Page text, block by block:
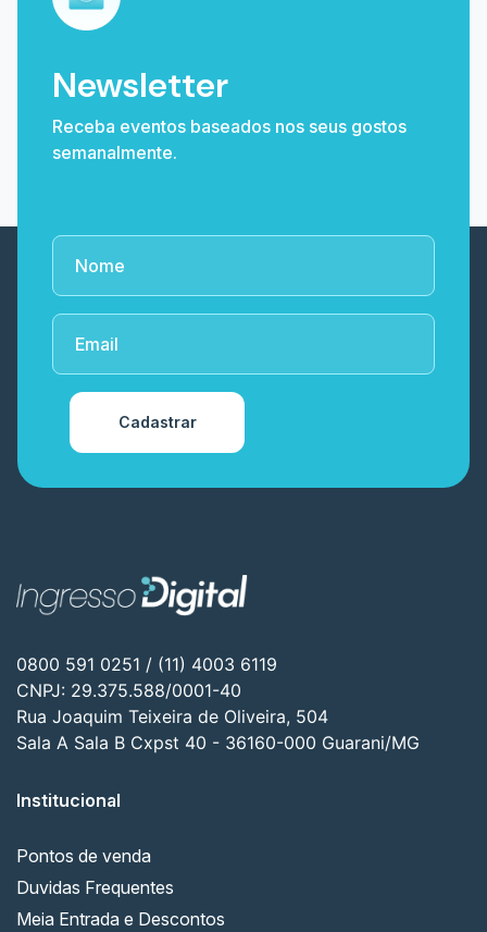
Newsletter
Receba eventos baseados nos seus gostos
semanalmente.
Cadastrar
0800 591 0251 / (11) 4003 6119
CNPJ: 29.375.588/0001-40
Rua Joaquim Teixeira de Oliveira, 504
Sala A Sala B Cxpst 40 - 36160-000 Guarani/MG
Institucional
Pontos de venda
Duvidas Frequentes
Meia Entrada e Descontos